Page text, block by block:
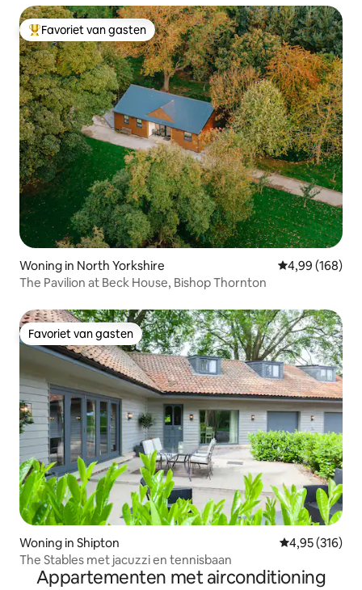
Topfavoriet van gasten
Favoriet van gasten
Woning in North Yorkshire Gemiddelde
4,99 (168)
The Pavilion at Beck House, Bishop Thornton
Favoriet van gasten
Favoriet van gasten
Woning in Shipton Gemiddelde
4,95 (316)
The Stables met jacuzzi en tennisbaan
Appartementen met airconditioning